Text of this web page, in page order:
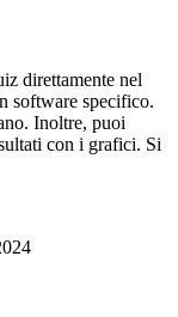
direttamente nel
software specifico.
Inoltre, puoi
con i grafici. Si